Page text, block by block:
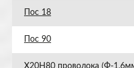
Пос 18
Пос 90
Х20Н80 проволока (Ф-